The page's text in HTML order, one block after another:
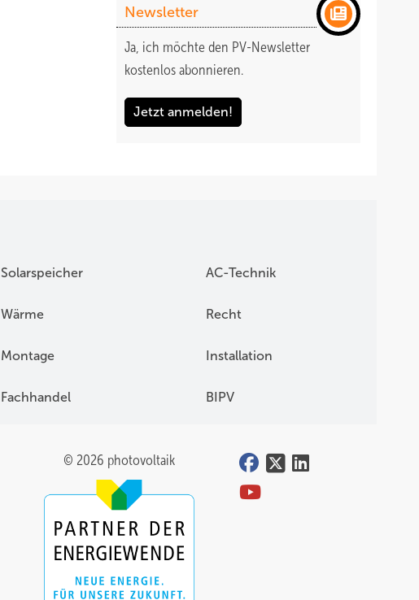
Newsletter
Ja, ich möchte den PV-Newsletter
kostenlos abonnieren.
Jetzt anmelden!
Solarspeicher AC-Technik
Wärme Recht
Montage Installation
Fachhandel BIPV
© 2026 photovoltaik